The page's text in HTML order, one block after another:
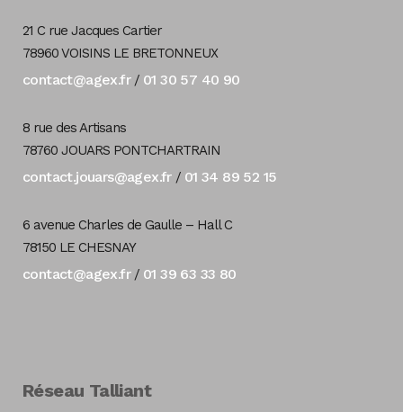
21 C rue Jacques Cartier
78960 VOISINS LE BRETONNEUX
contact@agex.fr/ 01 30 57 40 90
8 rue des Artisans
78760 JOUARS PONTCHARTRAIN
contact.jouars@agex.fr/ 01 34 89 52 15
6 avenue Charles de Gaulle – Hall C
78150 LE CHESNAY
contact@agex.fr/ 01 39 63 33 80
Réseau Talliant